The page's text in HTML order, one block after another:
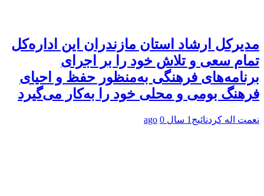
مدیرکل ارشاد استان مازندران این اداره‌کل
تمام سعی و تلاش خود را بر اجرای
برنامه‌های فرهنگی به‌منظور حفظ و احیای
فرهنگ بومی و محلی خود را به‌کار می‌گیرد
نعمت اله کردنائیج 1 سال ago 0